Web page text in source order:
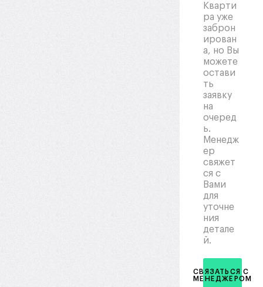
Кварти
ра уже
заброн
ирован
а, но Вы
можете
остави
ть
заявку
на
очеред
ь.
Менедж
ер
свяжет
ся с
Вами
для
уточне
ния
детале
й.
СВЯЗАТЬСЯ С
МЕНЕДЖЕРОМ